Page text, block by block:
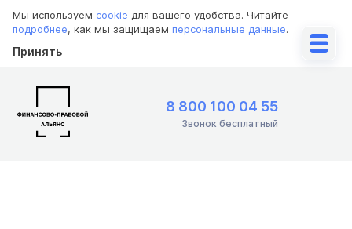
Мы используем cookie для вашего удобства. Читайте
подробнее, как мы защищаем персональные данные.
Принять
8 800 100 04 55
Звонок бесплатный